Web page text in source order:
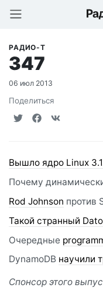
РАДИО-Т
347
06 июл 2013
Поделиться
Вышло ядро Linux
Почему
Rod Johnson против
Такой странный
Очередные
DynamoDB научили
Спонсор этого